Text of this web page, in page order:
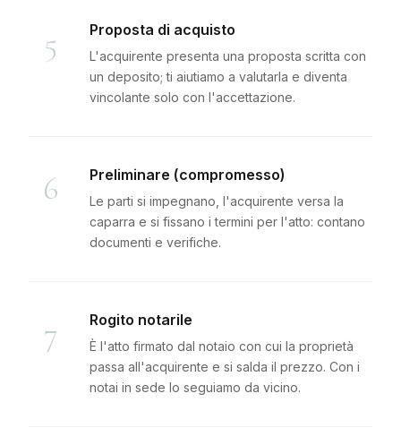
5 Proposta di acquisto
L'acquirente presenta una proposta scritta con
un deposito; ti aiutiamo a valutarla e diventa
vincolante solo con l'accettazione.
6 Preliminare (compromesso)
Le parti si impegnano, l'acquirente versa la
caparra e si fissano i termini per l'atto: contano
documenti e verifiche.
7 Rogito notarile
È l'atto firmato dal notaio con cui la proprietà
passa all'acquirente e si salda il prezzo. Con i
notai in sede lo seguiamo da vicino.